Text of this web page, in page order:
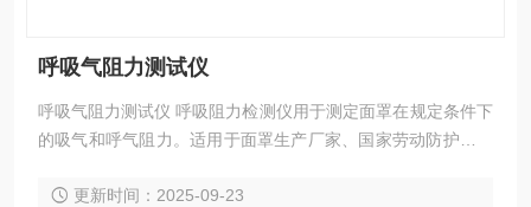
呼吸气阻力测试仪
呼吸气阻力测试仪 呼吸阻力检测仪用于测定面罩在规定条件下
的吸气和呼气阻力。适用于面罩生产厂家、国家劳动防护用品
26-2006呼吸防护用品、自吸过滤式防颗粒物呼吸器 技术特点
更新时间：2025-09-23